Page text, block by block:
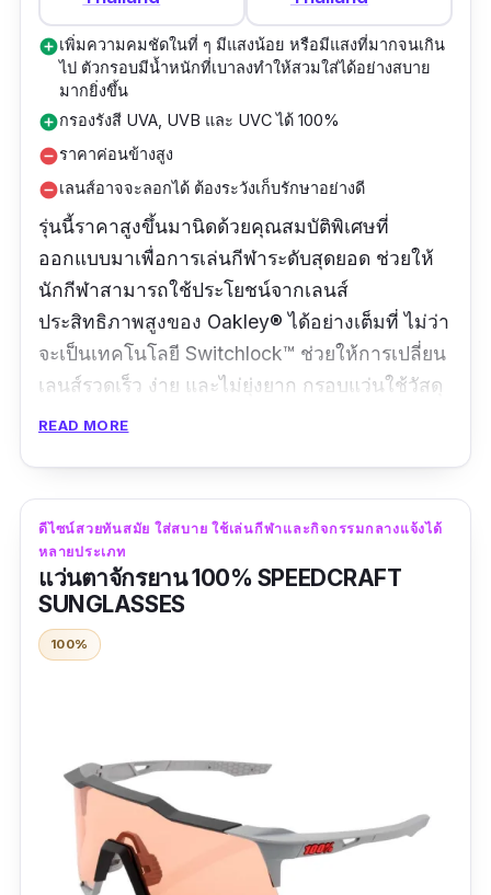
add_circleเพิ่มความคมชัดในที่ ๆ มีแสงน้อย หรือมีแสงที่มากจนเกิน
ไป ตัวกรอบมีน้ำหนักที่เบาลงทำให้สวมใส่ได้อย่างสบาย
มากยิ่งขึ้น
add_circleกรองรังสี UVA, UVB และ UVC ได้ 100%
remove_circleราคาค่อนข้างสูง
remove_circleเลนส์อาจจะลอกได้ ต้องระวังเก็บรักษาอย่างดี
รุ่นนี้ราคาสูงขึ้นมานิดด้วยคุณสมบัติพิเศษที่
ออกแบบมาเพื่อการเล่นกีฬาระดับสุดยอด ช่วยให้
นักกีฬาสามารถใช้ประโยชน์จากเลนส์
ประสิทธิภาพสูงของ Oakley® ได้อย่างเต็มที่ ไม่ว่า
จะเป็นเทคโนโลยี Switchlock™ ช่วยให้การเปลี่ยน
เลนส์รวดเร็ว ง่าย และไม่ยุ่งยาก กรอบแว่นใช้วัสดุ
O Matter™ ทนทานต่อแรงกด อีกทั้งน้ำหนักเบาใส่
ให้คุณมองเห็นรายละเอียดต่าง ๆ ได้ชัดมากขึ้นอีก
ด้วย รุ่นนี้จึงถูกอกถูกใจนักกีฬา ไม่ว่าจะเป็น นักปั่น
จักยาน นักกอล์ฟ และกีฬาอื่น ๆ อีกมากมาย
รีวิวจากผู้ใช้จริง:
ร้านบริการดีมากเช่นกัน แอดมินตอบคำถามเร็ว
มาก แถมได้ส่วนลดด้วย ขอบคุณมากเลยนะคะ"
READ MORE
ดีไซน์สวยทันสมัย ใส่สบาย ใช้เล่นกีฬาและกิจกรรมกลางแจ้งได้
หลายประเภท
แว่นตาจักรยาน 100% SPEEDCRAFT
SUNGLASSES
100%